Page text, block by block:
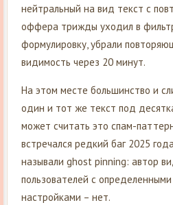
нейтральный на вид текст с
оффера трижды уходил в
формулировку, убрали
видимость через 20 минут.
На этом месте большинство и
один и тот же текст под
может считать это спам-
встречался редкий баг 2025
называли ghost pinning: автор
пользователей с
настройками – нет.